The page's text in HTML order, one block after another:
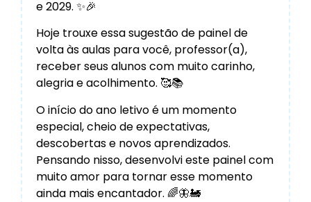
e 2029. ✨🎉
Hoje trouxe essa sugestão de painel de
volta às aulas para você, professor(a),
receber seus alunos com muito carinho,
alegria e acolhimento. 🥰📚
O início do ano letivo é um momento
especial, cheio de expectativas,
descobertas e novos aprendizados.
Pensando nisso, desenvolvi este painel com
muito amor para tornar esse momento
ainda mais encantador. 🌈🦋🚂